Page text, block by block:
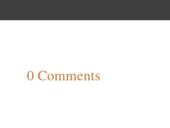
0 Comments